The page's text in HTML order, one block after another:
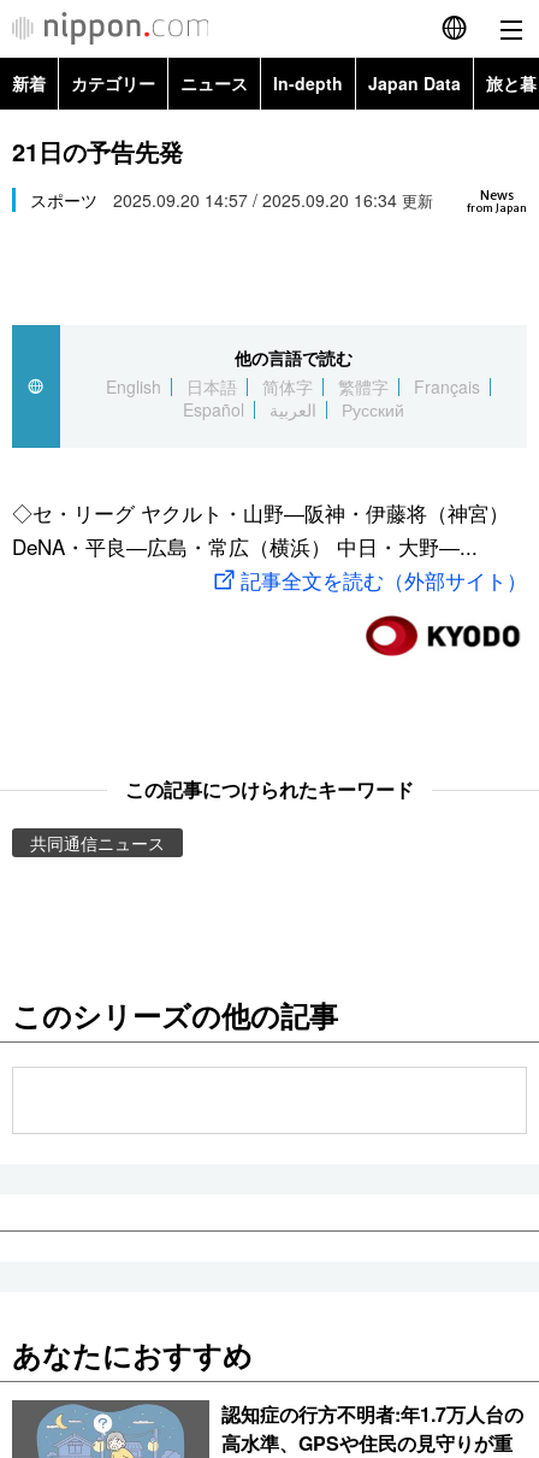
English
繁體字
العربية
社会
スポーツ・東京2020
旅と暮らし
Images
新着 カテゴリー ニュース In-depth Japan Data 旅と
政治・外交
経済・ビジネス
社会
文化
科学・技術
暮らし
Images
お知らせ
21日の予告先発
News
from Japan
スポーツ 2025.09.20 14:57 / 2025.09.20 16:34 更新
他の言語で読む
English
日本語 简体字 繁體字
Français
Español
العربية Русский
◇セ・リーグ ヤクルト・山野―阪神・伊藤将（神宮）
DeNA・平良―広島・常広（横浜） 中日・大野―...
記事全文を読む（外部サイト）
この記事につけられたキーワード
共同通信ニュース
このシリーズの他の記事
あなたにおすすめ
認知症の行方不明者:年1.7万人台の
高水準、GPSや住民の見守りが重